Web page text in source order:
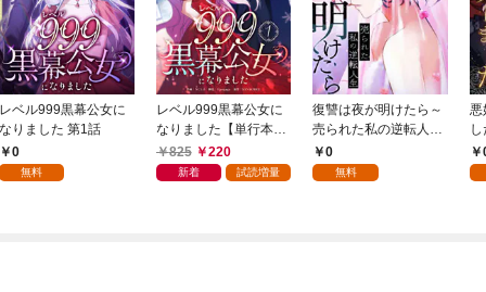
レベル999黒幕公女に
なりました 第1話
0
無料
レベル999黒幕公女に
なりました【単行本
版】 1巻
825 220
新着 試読増量
復讐は夜が明けたら～
売られた私の逆転人生
(1)0
無料
悪